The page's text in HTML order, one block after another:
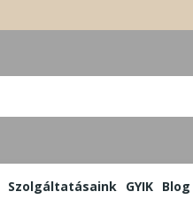
Szolgáltatásaink GYIK Blog